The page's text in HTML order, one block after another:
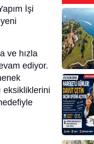
İşi
ve hızla
ediyor.
eksikliklerini